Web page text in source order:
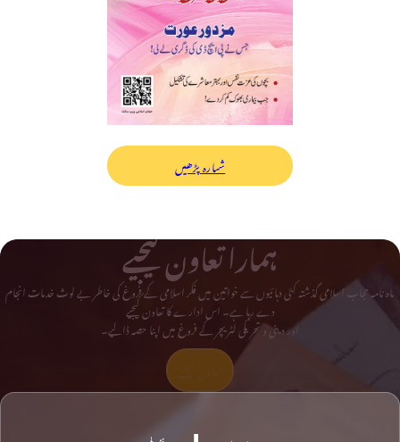
شمارہ پڑھیں
ہمارا تعاون کیجیے
ماہ نامہ حجاب اسلامی گذشتہ کئی دہائیوں سے خواتین میں فکر اسلامی کے فروغ کی خاطر بے لوث خدمات انجام
دے رہا ہے۔ اس ادارے کا تعاون کیجیے
اور دینی و تحریکی لٹریچر کے فروغ میں اپنا حصہ ڈالیے۔